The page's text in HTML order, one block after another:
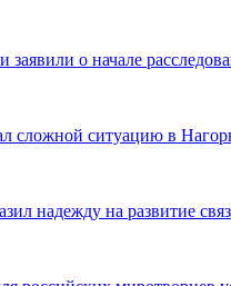
о начале
сложной ситуацию в
надежду на развитие